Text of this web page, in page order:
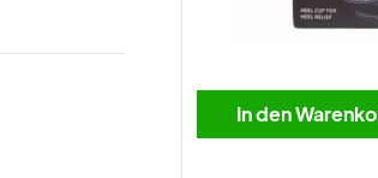
In den